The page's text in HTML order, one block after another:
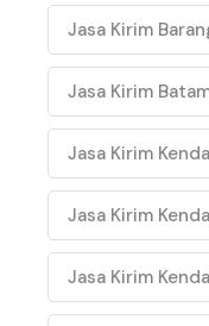
Jasa Kirim
Jasa Kirim
Jasa Kirim
Jasa Kirim
Jasa Kirim